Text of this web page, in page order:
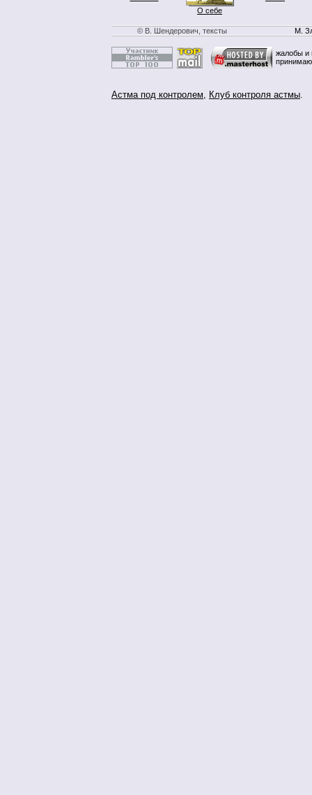
О себе
© В. Шендерович, тексты М.
жалобы и
Астма под контролем, Клуб контроля астмы.